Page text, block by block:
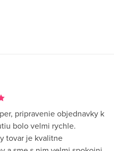
pripravenie objednavky k
bolo velmi rychle.
tovar je kvalitne